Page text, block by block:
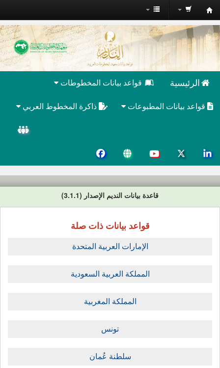
قواعد
بيانات
النديم
البوابة
العربية
للمخطوطات
الرئيسية قواعد بيانات المخطوطات
قاعدة بيانات النديم الإصدار (3.1.1)
قواعد بيانات ذات صلة
الإمارات العربية المتحدة
المملكة العربية السعودية
المملكة المغربية
تونس
سلطنة عُمان